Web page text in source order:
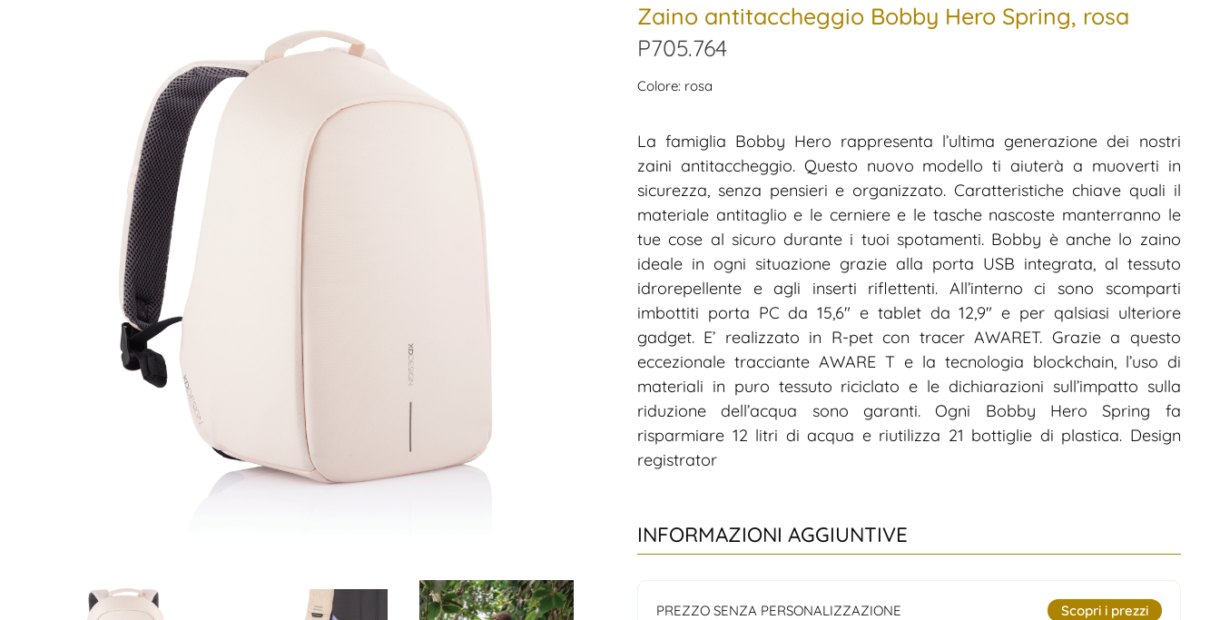
Zaino antitaccheggio Bobby Hero Spring, rosa
P705.764
Colore: rosa
La famiglia Bobby Hero rappresenta l’ultima generazione dei nostri
zaini antitaccheggio. Questo nuovo modello ti aiuterà a muoverti in
sicurezza, senza pensieri e organizzato. Caratteristiche chiave quali il
materiale antitaglio e le cerniere e le tasche nascoste manterranno le
tue cose al sicuro durante i tuoi spotamenti. Bobby è anche lo zaino
ideale in ogni situazione grazie alla porta USB integrata, al tessuto
idrorepellente e agli inserti riflettenti. All’interno ci sono scomparti
imbottiti porta PC da 15,6″ e tablet da 12,9″ e per qalsiasi ulteriore
gadget. E’ realizzato in R-pet con tracer AWARET. Grazie a questo
eccezionale tracciante AWARE T e la tecnologia blockchain, l’uso di
materiali in puro tessuto riciclato e le dichiarazioni sull’impatto sulla
riduzione dell’acqua sono garanti. Ogni Bobby Hero Spring fa
risparmiare 12 litri di acqua e riutilizza 21 bottiglie di plastica. Design
registrator
INFORMAZIONI AGGIUNTIVE
PREZZO SENZA PERSONALIZZAZIONE Scopri i prezzi